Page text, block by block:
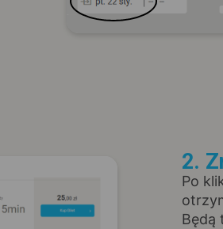
2.
Po
Będą